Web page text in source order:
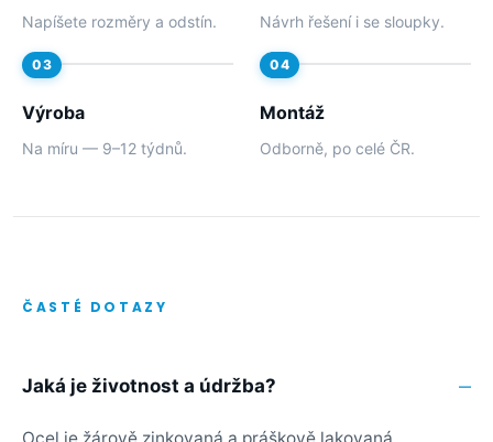
Napíšete rozměry a odstín. Návrh řešení i se sloupky.
Výroba
Na míru — 9–12 týdnů.
Montáž
Odborně, po celé ČR.
ČASTÉ DOTAZY
Jaká je životnost a údržba?
Ocel je žárově zinkovaná a práškově lakovaná